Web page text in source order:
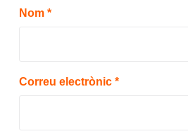
Nom *
Correu electrònic *